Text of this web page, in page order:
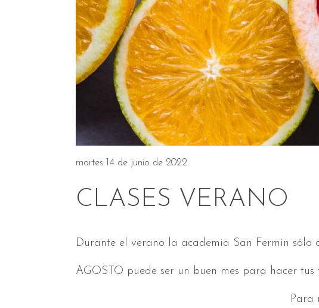
martes 14 de junio de 2022
CLASES VERANO
Durante el verano la academia San Fermín sólo
AGOSTO puede ser un buen mes para hacer
Para repasar lo del año